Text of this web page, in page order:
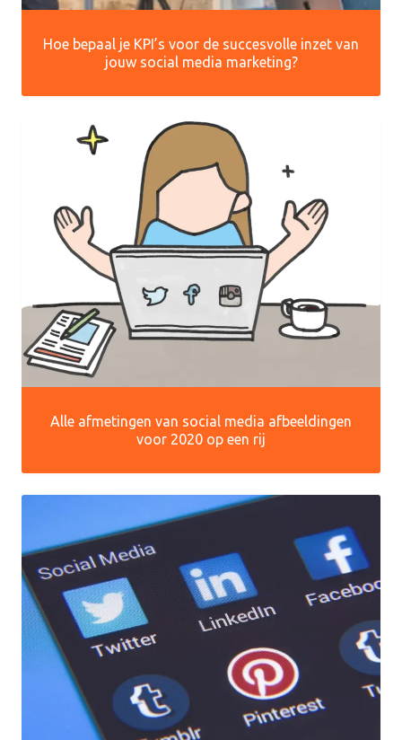
Hoe bepaal je KPI’s voor de succesvolle inzet van
jouw social media marketing?
Alle afmetingen van social media afbeeldingen
voor 2020 op een rij